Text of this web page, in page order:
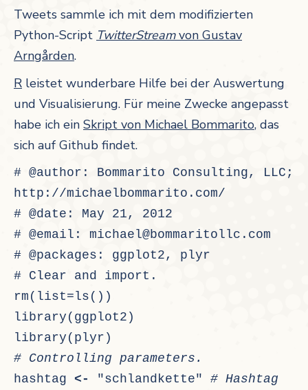
Tweets sammle ich mit dem modifizierten
Python-Script TwitterStreamvon Gustav
Arngården.
R leistet wunderbare Hilfe bei der Auswertung
und Visualisierung. Für meine Zwecke angepasst
habe ich ein Skript von Michael Bommarito, das
sich auf Github findet.
# @author: Bommarito Consulting, LLC;
http://michaelbommarito.com/
# @date: May 21, 2012
# @email: michael@bommaritollc.com
# @packages: ggplot2, plyr
# Clear and import.
rm(list=ls())
library(ggplot2)
library(plyr)
# Controlling parameters.
hashtag <- "schlandkette" # Hashtag